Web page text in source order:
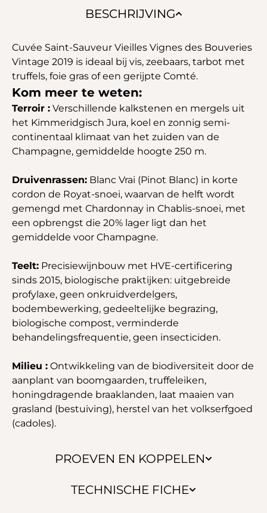
BESCHRIJVING
PROEVEN EN KOPPELEN
TECHNISCHE FICHE
Cuvée Saint-Sauveur Vieilles Vignes des Bouveries
Vintage 2019 is ideaal bij vis, zeebaars, tarbot met
truffels, foie gras of een gerijpte Comté.
Kom meer te weten:
Terroir : Verschillende kalkstenen en mergels uit
het Kimmeridgisch Jura, koel en zonnig semi-
continentaal klimaat van het zuiden van de
Champagne, gemiddelde hoogte 250 m.
Druivenrassen: Blanc Vrai (Pinot Blanc) in korte
cordon de Royat-snoei, waarvan de helft wordt
gemengd met Chardonnay in Chablis-snoei, met
een opbrengst die 20% lager ligt dan het
gemiddelde voor Champagne.
Teelt: Precisiewijnbouw met HVE-certificering
sinds 2015, biologische praktijken: uitgebreide
profylaxe, geen onkruidverdelgers,
bodembewerking, gedeeltelijke begrazing,
biologische compost, verminderde
behandelingsfrequentie, geen insecticiden.
Milieu : Ontwikkeling van de biodiversiteit door de
aanplant van boomgaarden, truffeleiken,
honingdragende braaklanden, laat maaien van
grasland (bestuiving), herstel van het volkserfgoed
(cadoles).